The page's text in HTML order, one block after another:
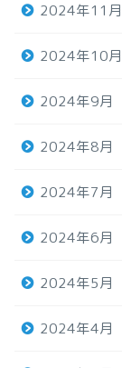
2024年11月
2024年10月
2024年9月
2024年8月
2024年7月
2024年6月
2024年5月
2024年4月